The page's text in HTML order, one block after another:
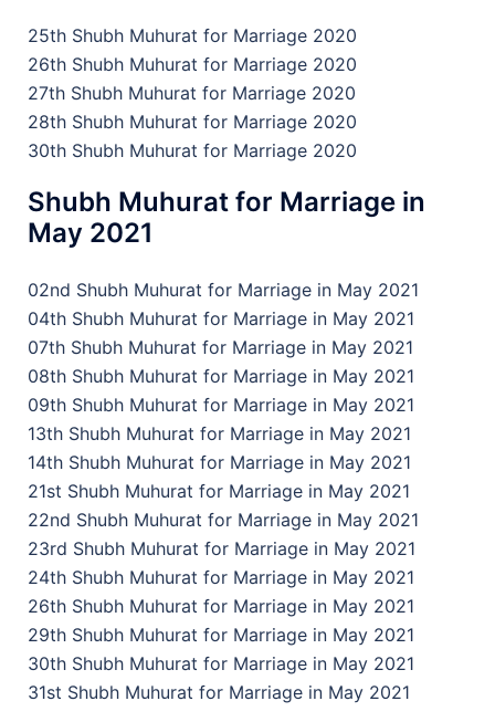
25th Shubh Muhurat for Marriage 2020
26th Shubh Muhurat for Marriage 2020
27th Shubh Muhurat for Marriage 2020
28th Shubh Muhurat for Marriage 2020
30th Shubh Muhurat for Marriage 2020
Shubh Muhurat for Marriage in
May 2021
02nd Shubh Muhurat for Marriage in May 2021
04th Shubh Muhurat for Marriage in May 2021
07th Shubh Muhurat for Marriage in May 2021
08th Shubh Muhurat for Marriage in May 2021
09th Shubh Muhurat for Marriage in May 2021
13th Shubh Muhurat for Marriage in May 2021
14th Shubh Muhurat for Marriage in May 2021
21st Shubh Muhurat for Marriage in May 2021
22nd Shubh Muhurat for Marriage in May 2021
23rd Shubh Muhurat for Marriage in May 2021
24th Shubh Muhurat for Marriage in May 2021
26th Shubh Muhurat for Marriage in May 2021
29th Shubh Muhurat for Marriage in May 2021
30th Shubh Muhurat for Marriage in May 2021
31st Shubh Muhurat for Marriage in May 2021